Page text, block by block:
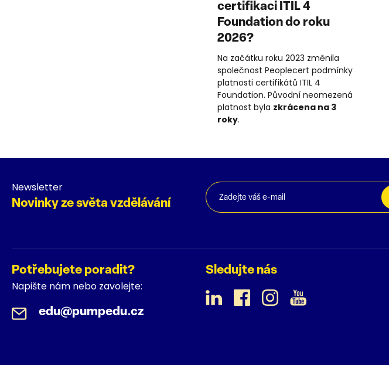
certifikaci ITIL 4
Foundation do roku
2026?
Na začátku roku 2023 změnila
společnost Peoplecert podmínky
platnosti certifikátů ITIL 4
Foundation. Původní neomezená
platnost byla zkrácena na 3
roky.
Newsletter
Novinky ze světa vzdělávání
Potřebujete poradit?
Napište nám nebo zavolejte:
edu@pumpedu.cz
Sledujte nás